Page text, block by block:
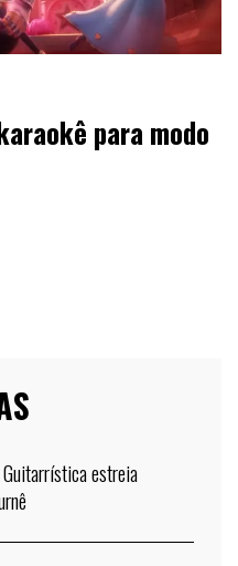
para modo
estreia